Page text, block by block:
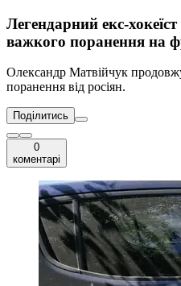
Легендарний екс-
важкого поранення на
Олександр Матвійчук
поранення від росіян.
Поділитись
0
коментарі